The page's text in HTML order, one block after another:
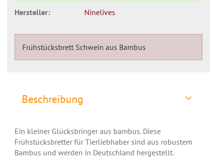
Hersteller: Ninelives
Frühstücksbrett Schwein aus Bambus
Beschreibung
Ein kleiner Glücksbringer aus bambus. Diese
Frühstücksbretter für Tierliebhaber sind aus robustem
Bambus und werden in Deutschland hergestellt.